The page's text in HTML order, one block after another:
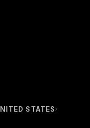
STATES ›